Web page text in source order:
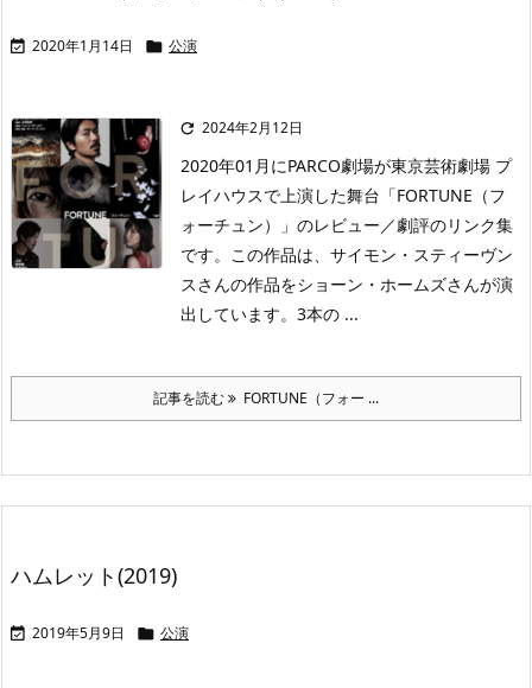
 2020年1月14日  公演
 2024年2月12日
2020年01月にPARCO劇場が東京芸術劇場 プ
レイハウスで上演した舞台「FORTUNE（フ
ォーチュン）」のレビュー／劇評のリンク集
です。この作品は、サイモン・スティーヴン
スさんの作品をショーン・ホームズさんが演
出しています。3本の ...
記事を読む FORTUNE（フォー ...
ハムレット(2019)
 2019年5月9日  公演